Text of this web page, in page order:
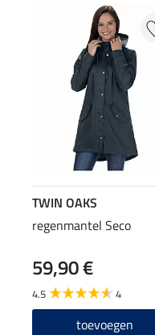
TWIN OAKS
regenmantel Seco
59,90 €
4.5 4
toevoegen